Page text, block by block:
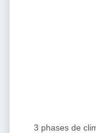
3 phases de